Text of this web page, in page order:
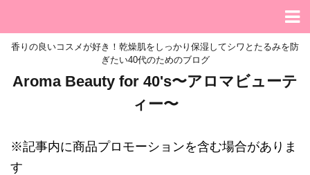
香りの良いコスメが好き！乾燥肌をしっかり保湿してシワとたるみを防
ぎたい40代のためのブログ
Aroma Beauty for 40's〜アロマビューテ
ィー〜
※記事内に商品プロモーションを含む場合がありま
す